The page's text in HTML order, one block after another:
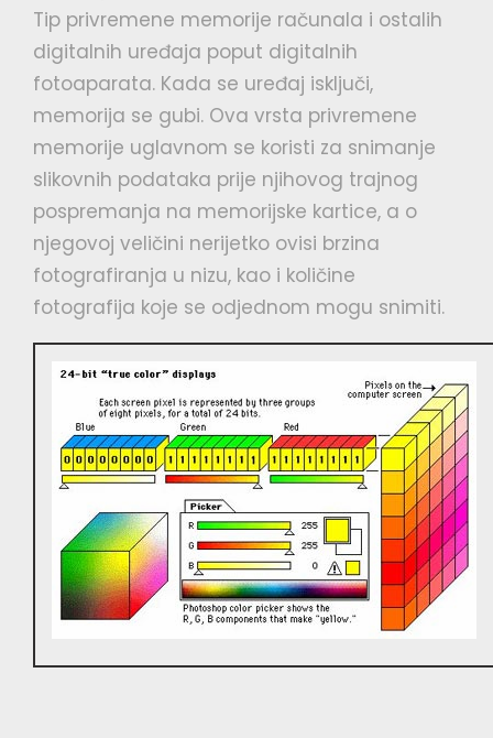
Tip privremene memorije računala i ostalih
digitalnih uređaja poput digitalnih
fotoaparata. Kada se uređaj isključi,
memorija se gubi. Ova vrsta privremene
memorije uglavnom se koristi za snimanje
slikovnih podataka prije njihovog trajnog
pospremanja na memorijske kartice, a o
njegovoj veličini nerijetko ovisi brzina
fotografiranja u nizu, kao i količine
fotografija koje se odjednom mogu snimiti.